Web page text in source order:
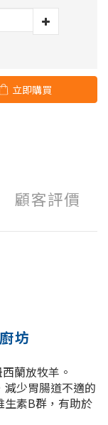
立即購買
顧客評價
坊
蘭放牧羊。
少胃腸道不適的
生素B群，有助於